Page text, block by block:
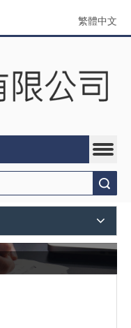
繁體中文